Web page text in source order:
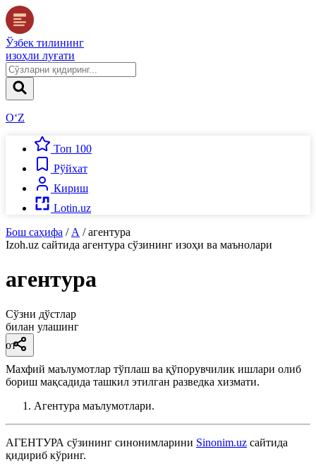
Ўзбек тилининг
изоҳли луғати
O‘Z
Топ 100
Рўйхат
Кириш
Lotin.uz
Бош саҳифа / А / агентура
Izoh.uz сайтида агентура сўзининг изоҳи ва маънолари
агентура
Сўзни дўстлар
билан улашинг
от
Махфий маълумотлар тўплаш ва қўпорувчилик ишлари олиб
бориш мақсадида ташкил этилган разведка хизмати.
Агентура маълумотлари.
АГЕНТУРА сўзининг синонимларини Sinonim.uz сайтида
қидириб кўринг.